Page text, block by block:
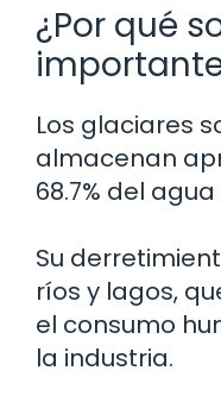
¿Por qué
Los glaciares
almacenan
68.7% del
Su
ríos y lagos,
el consumo
la industria.